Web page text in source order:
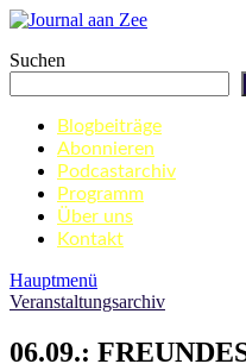
Zum
springen
Journal aan Zee
Suchen
Blogbeiträge
Abonnieren
Podcastarchiv
Programm
Über uns
Kontakt
Hauptmenü
Veranstaltungsarchiv
06.09.: